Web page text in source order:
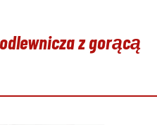
odlewnicza z gorącą